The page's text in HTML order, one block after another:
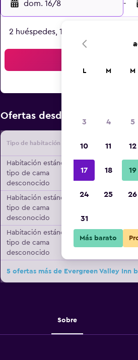
dom. 16/8 -
2 huéspedes, 1 habitación
Ofertas desde
Tipo de habitación Proveedor
Habitación estándar,
tipo de cama
desconocido
Habitación estándar,
tipo de cama
desconocido
Habitación estándar,
tipo de cama
desconocido
5 ofertas más de Evergreen Valley Inn
Sobre
L M M
3 4 5
10 11 12
17 18 19
24 25 26
31
Más barato